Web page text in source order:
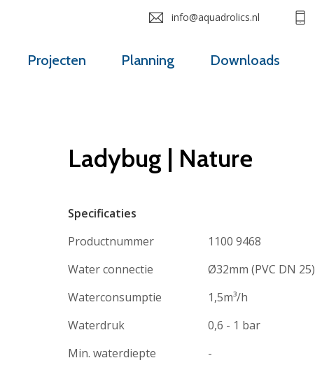
Projecten Planning Downloads
info@aquadrolics.nl
Ladybug | Nature
Specificaties
Productnummer
1100 9468
Water connectie
Ø32mm (PVC DN 25)
Waterconsumptie
1,5m³/h
Waterdruk
0,6 - 1 bar
Min. waterdiepte
-